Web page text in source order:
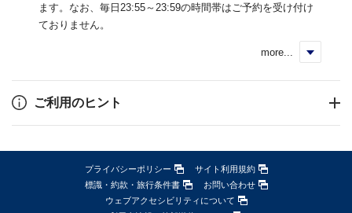
ます。なお、毎日23:55～23:59の時間帯はご予約を受け付け
ておりません。
more...
く
ご利用のヒント
プライバシーポリシー
サイト利用規約
標識・約款・旅行条件書
お問い合わせ
ウェブアクセシビリティについて